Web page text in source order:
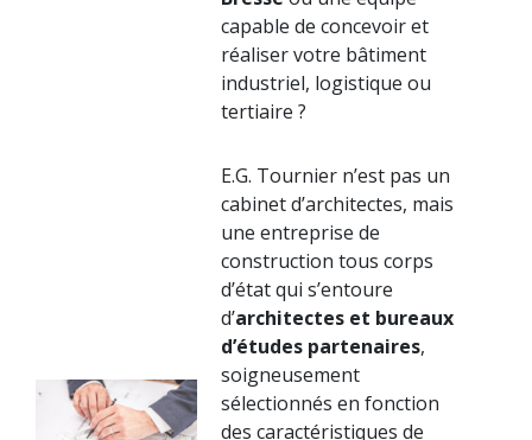
capable de concevoir et
réaliser votre bâtiment
industriel, logistique ou
tertiaire ?
E.G. Tournier n’est pas un
cabinet d’architectes, mais
une entreprise de
construction tous corps
d’état qui s’entoure
d’architectes et bureaux
d’études partenaires,
soigneusement
sélectionnés en fonction
des caractéristiques de